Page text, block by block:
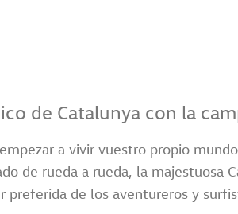
de Catalunya con la
a vivir vuestro propio
de rueda a rueda, la majestuosa
preferida de los aventureros y